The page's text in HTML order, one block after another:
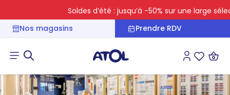
Soldes d’été : jusqu’à -50% sur une large
Nos magasins
Prendre RDV
Connexion